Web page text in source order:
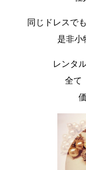
同じドレスで
是非小
レンタ
全て